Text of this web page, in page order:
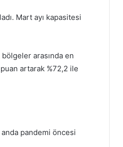
Mart ayı kapasitesi
arasında en
artarak %72,2 ile
pandemi öncesi